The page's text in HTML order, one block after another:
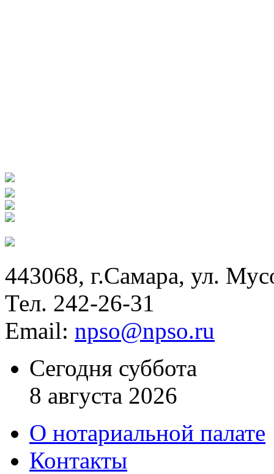
443068, г.Самара, ул.
Тел. 242-26-31
Email: npso@npso.ru
Сегодня суббота
8 августа 2026
О нотариальной палате
Контакты